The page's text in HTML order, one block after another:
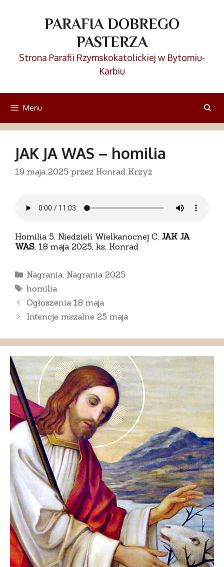
PARAFIA DOBREGO
PASTERZA
Strona Parafii Rzymskokatolickiej w Bytomiu-
Karbiu
Menu
JAK JA WAS – homilia
19 maja 2025 przez Konrad Krzyż
Homilia 5. Niedzieli Wielkanocnej C, JAK JA
WAS, 18 maja 2025, ks. Konrad.
Kategorie
Nagrania, Nagrania 2025
Tagi
homilia
Ogłoszenia 18 maja
Intencje mszalne 25 maja